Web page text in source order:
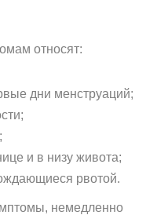
относят:
дни менструаций;
и в низу живота;
рвотой.
немедленно